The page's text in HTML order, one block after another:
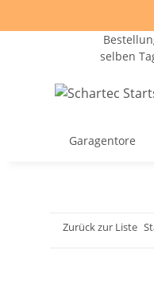
selben
Garagentore
Zurück zur Liste